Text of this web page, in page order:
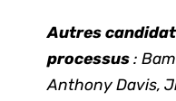
Autres
processus :
Anthony Davis,